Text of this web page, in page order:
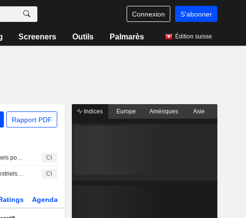
Connexion S'abonner
Screeners Outils Palmarès Édition suisse
Rapport PDF
Pyramid AG publie ses résultats annuels pour l'exercice clos le 31 décembre 2025 CI
Pyramid AG publie ses résultats semestriels au 30 juin 2025 CI
Agenda
Indices Europe Amériques Asie